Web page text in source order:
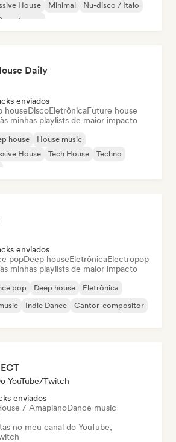
House
Minimal
Nu-disco / Italo
Daily
enviados
houseDiscoEletrônicaFuture house
minhas playlists de maior impacto
house
House music
House
Tech House
Techno
enviados
popDeep houseEletrônicaElectropop
minhas playlists de maior impacto
pop Deep house
Eletrônica
Indie Dance Cantor-compositor
YouTube/Twitch
enviados
/ AmapianoDance music
no meu canal do YouTube,